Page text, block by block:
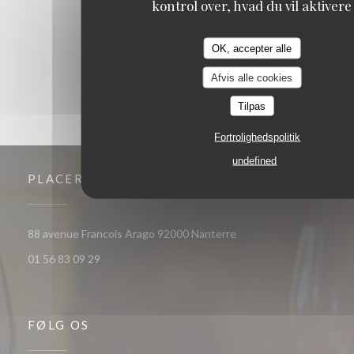
kontrol over, hvad du vil aktivere
OK, accepter alle
Afvis alle cookies
Tilpas
Fortrolighedspolitik
undefined
PLACERING
88 avenue Francois Arago 92000 Nanterre
01 56 83 09 29
FØLG OS